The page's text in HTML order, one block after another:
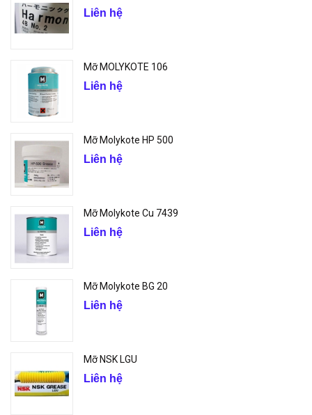
Liên hệ
Mỡ MOLYKOTE 106
Liên hệ
Mỡ Molykote HP 500
Liên hệ
Mỡ Molykote Cu 7439
Liên hệ
Mỡ Molykote BG 20
Liên hệ
Mỡ NSK LGU
Liên hệ